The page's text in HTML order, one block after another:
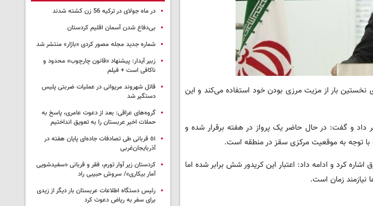
نخستین بار از مزیت مرزی بودن خود استفاده می‌کند و این
داد و گفت: در حال حاضر یک پرواز در هفته برقرار شده و
با توجه به موقعیت مرکزی سقز در منطقه است.
کرد و ادامه داد: اعتبار این کریدور شش برابر شده اما
زمان است.
در ماه جولای در ترکیه 56 زن کشته شدند
بی‌دفاع شدن آسمان اقلیم کردستان
شماره جدید مجله مصور کردی «باژار» منتشر شد
زبیر آیدار: پیشنهاد «قانون چارچوب» محدود و
ناکافی است + فیلم
قاتل شهروند مریوانی در عملیات ضربتی پلیس
دستگیر شد
گروه‌های عراقی: بعد از دعوت عامری، پاسخ به
حملات اخیر عربستان را به تعویق انداختیم
٥١ قربانی طی تصادفات جاده‌ای پایان هفته در
آذربایجان‌غربی
کردستان زیر آوار تورم، فقر و قربانی «سفیدشویی
آمار بیکاری»/ سروش حبیبی راد
رئیس دستگاه اطلاعات عربستان بار دیگر از زیدی
برای سفر به ریاض دعوت کرد